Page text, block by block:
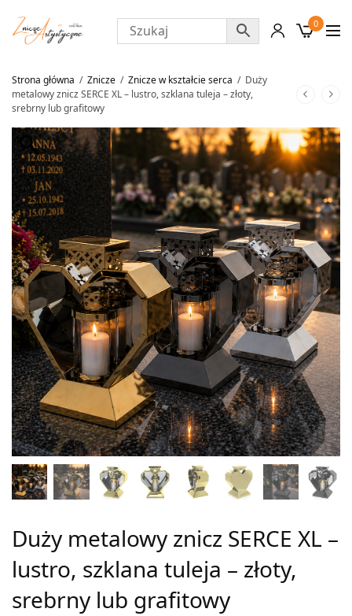
0
Strona główna / Znicze / Znicze w kształcie serca / Duży
metalowy znicz SERCE XL – lustro, szklana tuleja – złoty,
srebrny lub grafitowy
Duży metalowy znicz SERCE XL –
lustro, szklana tuleja – złoty,
srebrny lub grafitowy